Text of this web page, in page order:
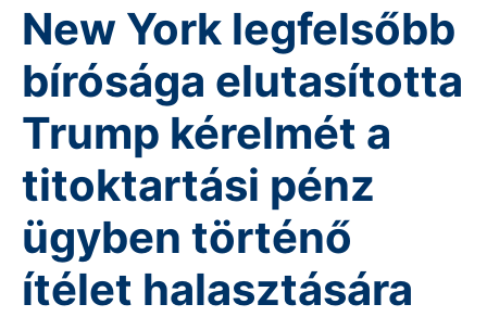
New York legfelsőbb
bírósága elutasította
Trump kérelmét a
titoktartási pénz
ügyben történő
ítélet halasztására